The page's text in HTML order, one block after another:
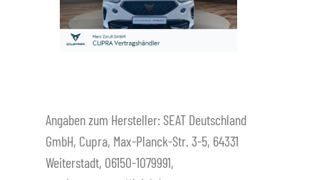
Angaben zum Hersteller: SEAT Deutschland
GmbH, Cupra, Max-Planck-Str. 3-5, 64331
Weiterstadt, 06150-1079991,